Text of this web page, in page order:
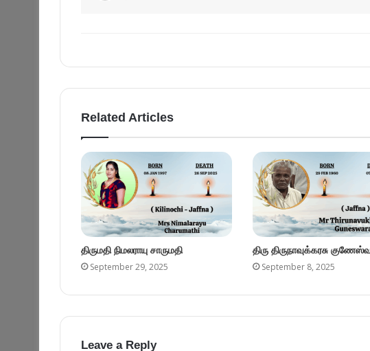
Related Articles
திருமதி நிமலராயு சாருமதி
September 29, 2025
திரு திருநாவுக்கரசு
September 8, 2025
Leave a Reply